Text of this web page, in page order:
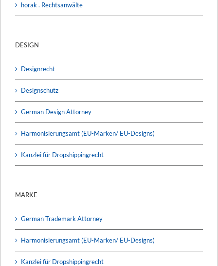
horak . Rechtsanwälte
DESIGN
Designrecht
Designschutz
German Design Attorney
Harmonisierungsamt (EU-Marken/ EU-Designs)
Kanzlei für Dropshippingrecht
MARKE
German Trademark Attorney
Harmonisierungsamt (EU-Marken/ EU-Designs)
Kanzlei für Dropshippingrecht